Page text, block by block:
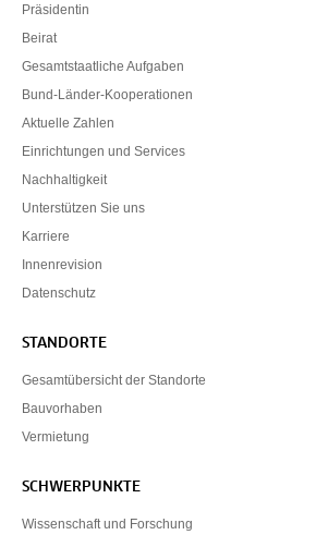
Präsidentin
Beirat
Gesamtstaatliche Aufgaben
Bund-Länder-Kooperationen
Aktuelle Zahlen
Einrichtungen und Services
Nachhaltigkeit
Unterstützen Sie uns
Karriere
Innenrevision
Datenschutz
STANDORTE
Gesamtübersicht der Standorte
Bauvorhaben
Vermietung
SCHWERPUNKTE
Wissenschaft und Forschung